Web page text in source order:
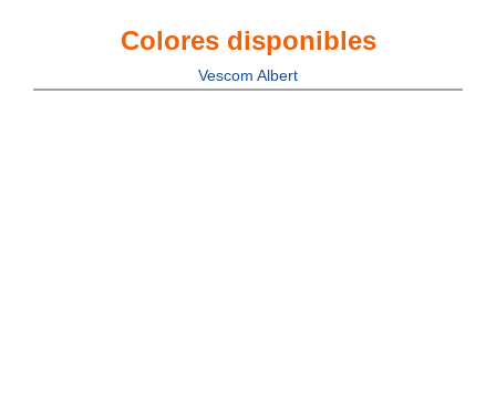
Colores disponibles
Vescom Albert